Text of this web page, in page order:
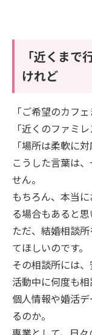
「近くまで
けれど
「ご希望のカフ
「近くのファミ
「場所は柔軟に対
こうした言葉は
せん。
もちろん、本当
る場合もあると思
ただ、結婚相談
てほしいのです。
その相談所には
活動中に何度も相
個人情報や婚活
るのか。